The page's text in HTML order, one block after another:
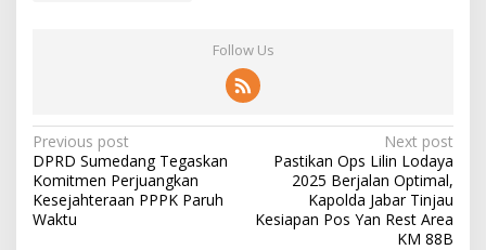
Follow Us
Post
navigation
Previous post
DPRD Sumedang Tegaskan
Komitmen Perjuangkan
Kesejahteraan PPPK Paruh
Waktu
Next post
Pastikan Ops Lilin Lodaya
2025 Berjalan Optimal,
Kapolda Jabar Tinjau
Kesiapan Pos Yan Rest Area
KM 88B